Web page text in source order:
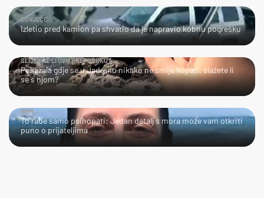
ČOVJEČE...
Izletio pred kamion pa shvatio da je napravio kobnu pogrešku
SLIJEDITE LI OVU PREPORUKU?
Pokazala gdje se u Jadranu nikako ne smije kupati, slažete li
se s njom?
HMM…
To rade samo psihopati: Jedan detalj s mora može vam otkriti
puno o prijateljima